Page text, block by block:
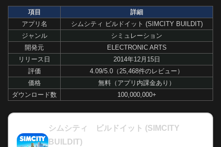
項目
詳細
アプリ名
シムシティ ビルドイット (SIMCITY BUILDIT)
ジャンル
シミュレーション
開発元
ELECTRONIC ARTS
リリース日
2014年12月15日
評価
4.09/5.0（25,468件のレビュー）
価格
無料（アプリ内課金あり）
ダウンロード数
100,000,000+
シムシティ ビルドイット (SIMCITY
BUILDIT)